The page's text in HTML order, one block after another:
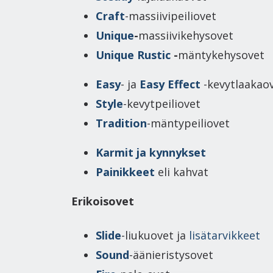
Craft-massiivipeiliovet
Unique-massiivikehysovet
Unique Rustic -mäntykehysovet
Easy- ja Easy Effect -
Style-kevytpeiliovet
Tradition-mäntypeiliovet
Karmit ja kynnykset
Painikkeet eli kahvat
Erikoisovet
Slide-liukuovet ja lisätarvikkeet
Sound-äänieristysovet